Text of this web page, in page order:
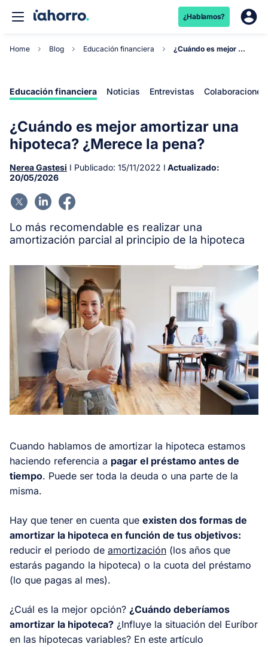
¿Hablamos?
Home Blog Educación financiera ¿Cuándo es mejor amortizar una hipoteca? ¿Merece...
Educación financiera Noticias Entrevistas Colaboraciones
¿Cuándo es mejor amortizar una
hipoteca? ¿Merece la pena?
Nerea Gastesi I Publicado: 15/11/2022 I Actualizado:
20/05/2026
Lo más recomendable es realizar una
amortización parcial al principio de la hipoteca
Cuando hablamos de amortizar la hipoteca estamos
haciendo referencia a pagar el préstamo antes de
tiempo. Puede ser toda la deuda o una parte de la
misma.
Hay que tener en cuenta que existen dos formas de
amortizar la hipoteca en función de tus objetivos:
reducir el periodo de amortización (los años que
estarás pagando la hipoteca) o la cuota del préstamo
(lo que pagas al mes).
¿Cuál es la mejor opción? ¿Cuándo deberíamos
amortizar la hipoteca? ¿Influye la situación del Euríbor
en las hipotecas variables? En este artículo